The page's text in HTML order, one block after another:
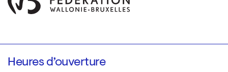
Heures d’ouverture